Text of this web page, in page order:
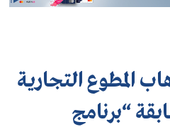
المطوع التجارية
“برنامج